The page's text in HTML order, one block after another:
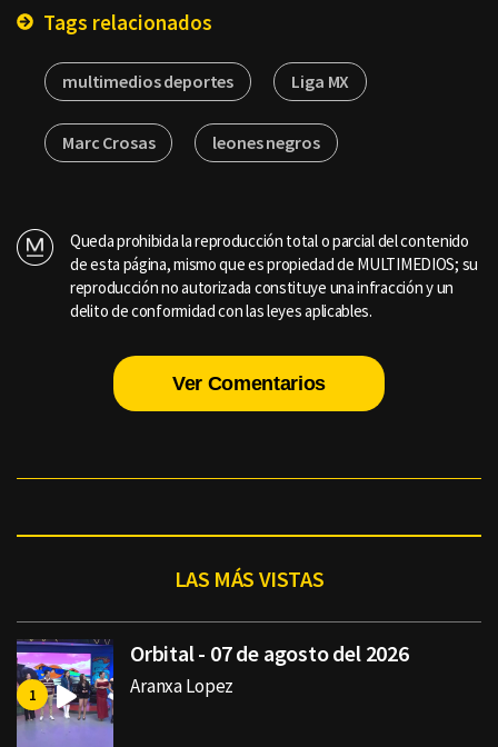
Tags relacionados
multimedios deportes Liga MX
Marc Crosas leones negros
Queda prohibida la reproducción total o parcial del contenido
de esta página, mismo que es propiedad de MULTIMEDIOS; su
reproducción no autorizada constituye una infracción y un
delito de conformidad con las leyes aplicables.
Ver Comentarios
LAS MÁS VISTAS
Orbital - 07 de agosto del 2026
Aranxa Lopez